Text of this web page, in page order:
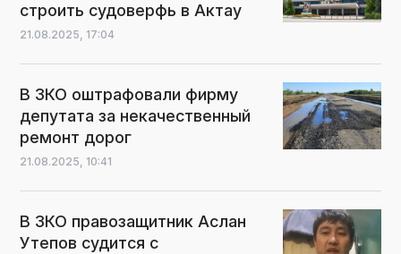
строить судоверфь в Актау
21.08.2025, 17:04
В ЗКО оштрафовали фирму
депутата за некачественный
ремонт дорог
21.08.2025, 10:41
В ЗКО правозащитник Аслан
Утепов судится с